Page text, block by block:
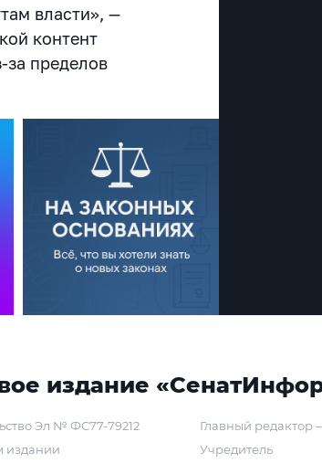
власти», —
контент
за пределов
издание
Эл № ФС77-79212
издании
Главный редактор
Учредитель